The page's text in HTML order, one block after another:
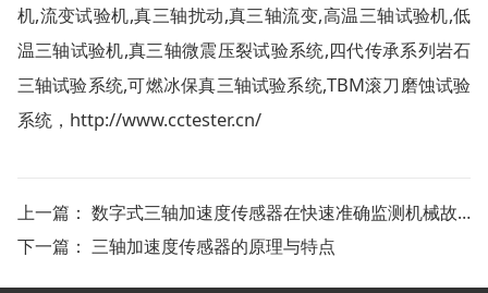
机,流变试验机,真三轴扰动,真三轴流变,高温三轴试验机,低
温三轴试验机,真三轴微震压裂试验系统,四代传承系列岩石
三轴试验系统,可燃冰保真三轴试验系统,TBM滚刀磨蚀试验
系统， http://www.cctester.cn/
上一篇： 数字式三轴加速度传感器在快速准确监测机械故障方面的应用
下一篇： 三轴加速度传感器的原理与特点